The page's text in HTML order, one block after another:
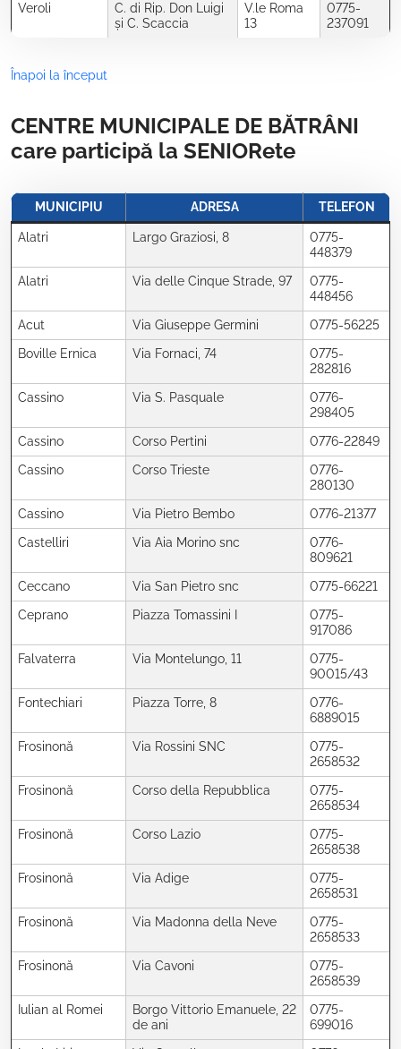
Veroli
C. di Rip. Don Luigi
și C. Scaccia
V.le Roma
13
0775-
237091
Înapoi la început
CENTRE MUNICIPALE DE BĂTRÂNI
care participă la SENIORete
MUNICIPIU ADRESA TELEFON
Alatri Largo Graziosi, 8
0775-
448379
Alatri
Via delle Cinque Strade, 97
0775-
448456
Acut
Via Giuseppe Germini
0775-56225
Boville Ernica
Via Fornaci, 74
0775-
282816
Cassino
Via S. Pasquale
0776-
298405
Cassino
Corso Pertini
0776-22849
Cassino
Corso Trieste
0776-
280130
Cassino
Via Pietro Bembo
0776-21377
Castelliri
Via Aia Morino snc
0776-
809621
Ceccano
Via San Pietro snc
0775-66221
Ceprano
Piazza Tomassini I
0775-
917086
Falvaterra
Via Montelungo, 11
0775-
90015/43
Fontechiari
Piazza Torre, 8
0776-
6889015
Frosinonă
Via Rossini SNC
0775-
2658532
Frosinonă
Corso della Repubblica
0775-
2658534
Frosinonă
Corso Lazio
0775-
2658538
Frosinonă
Via Adige
0775-
2658531
Frosinonă
Via Madonna della Neve
0775-
2658533
Frosinonă
Via Cavoni
0775-
2658539
Iulian al Romei
Borgo Vittorio Emanuele, 22
de ani
0775-
699016